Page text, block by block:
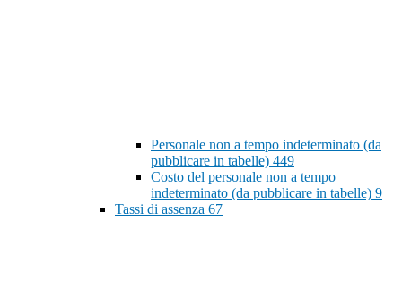
Personale non a tempo indeterminato (da
pubblicare in tabelle) 449
Costo del personale non a tempo
indeterminato (da pubblicare in tabelle) 9
Tassi di assenza 67